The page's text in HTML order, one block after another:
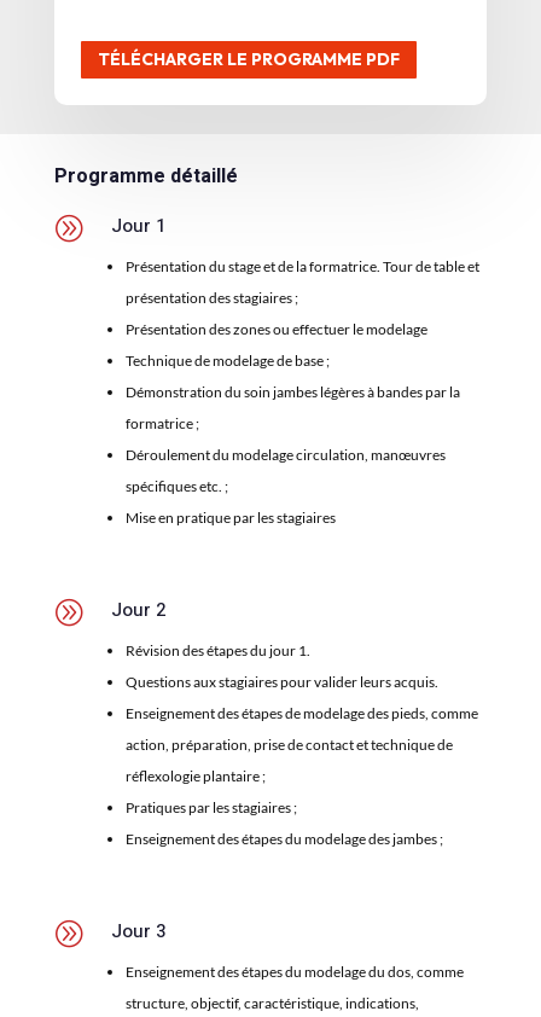
TÉLÉCHARGER LE PROGRAMME PDF
Programme détaillé
A Jour 1
Présentation du stage et de la formatrice. Tour de table et
présentation des stagiaires ;
Présentation des zones ou effectuer le modelage
Technique de modelage de base ;
Démonstration du soin jambes légères à bandes par la
formatrice ;
Déroulement du modelage circulation, manœuvres
spécifiques etc. ;
Mise en pratique par les stagiaires
A Jour 2
Révision des étapes du jour 1.
Questions aux stagiaires pour valider leurs acquis.
Enseignement des étapes de modelage des pieds, comme
action, préparation, prise de contact et technique de
réflexologie plantaire ;
Pratiques par les stagiaires ;
Enseignement des étapes du modelage des jambes ;
A Jour 3
Enseignement des étapes du modelage du dos, comme
structure, objectif, caractéristique, indications,